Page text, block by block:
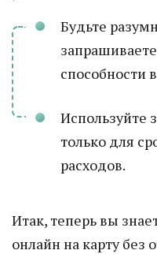
Будьте
способности
Используйте
только для
расходов.
Итак, теперь вы
онлайн на карту без